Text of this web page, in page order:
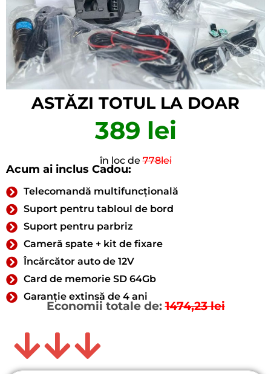
ASTĂZI TOTUL LA DOAR
389 lei
în loc de778lei
Acum ai inclus Cadou:
Telecomandă multifuncțională
Suport pentru tabloul de bord
Suport pentru parbriz
Cameră spate + kit de fixare
Încărcător auto de 12V
Card de memorie SD 64Gb
Garanție extinsă de 4 ani
Economii totale de:1474,23 lei